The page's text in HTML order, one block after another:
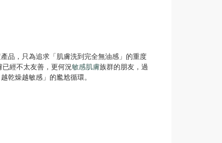
品，只為追求「肌膚洗到完全無油感」的重度
經不太友善，更何況敏感肌膚族群的朋友，過
乾燥越敏感」的尷尬循環。